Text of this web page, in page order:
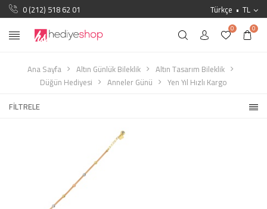
0 (212) 518 62 01 Türkçe TL
0 0
Ana Sayfa Altın Günlük Bileklik
Altın Tasarım Bileklik
Düğün Hediyesi
Anneler Günü
Yen Yıl Hızlı Kargo
FILTRELE